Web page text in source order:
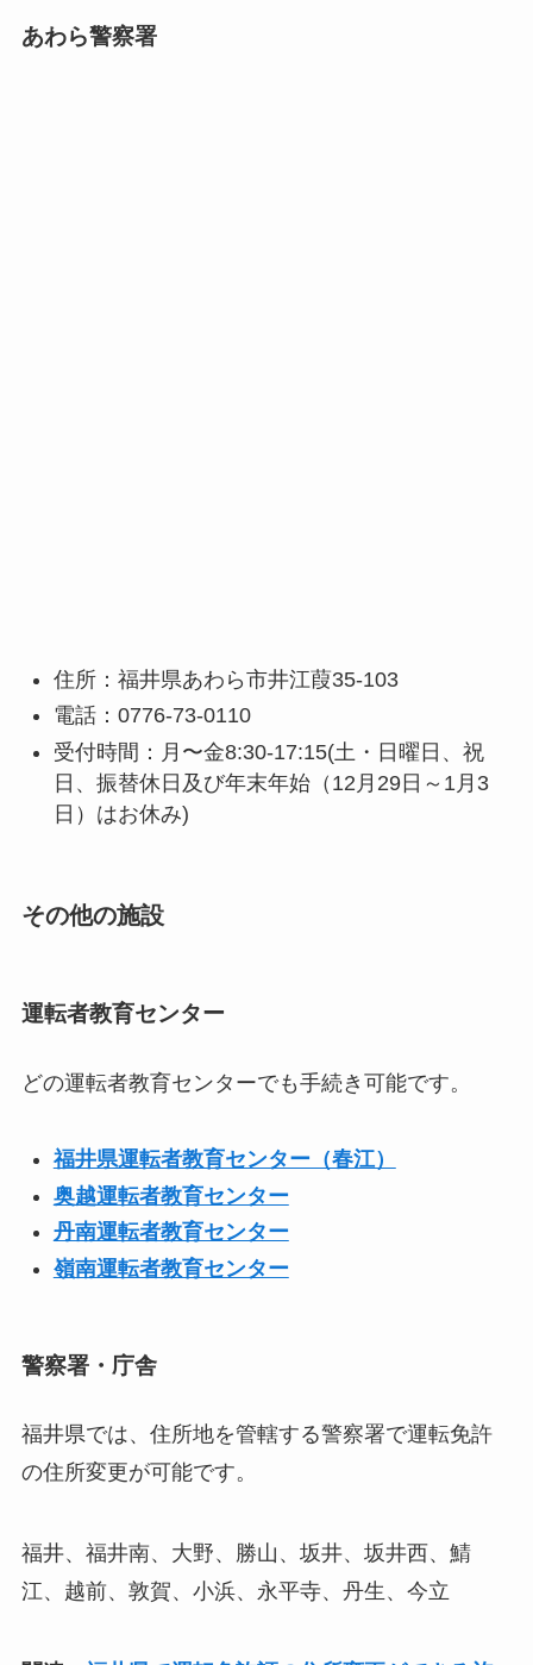
あわら警察署
住所：福井県あわら市井江葭35-103
電話：0776-73-0110
受付時間：月〜金8:30-17:15(土・日曜日、祝
日、振替休日及び年末年始（12月29日～1月3
日）はお休み)
その他の施設
運転者教育センター
どの運転者教育センターでも手続き可能です。
福井県運転者教育センター（春江）
奥越運転者教育センター
丹南運転者教育センター
嶺南運転者教育センター
警察署・庁舎
福井県では、住所地を管轄する警察署で運転免許
の住所変更が可能です。
福井、福井南、大野、勝山、坂井、坂井西、鯖
江、越前、敦賀、小浜、永平寺、丹生、今立